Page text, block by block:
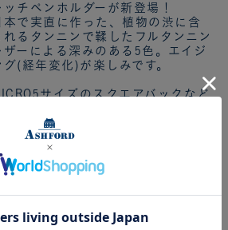
ッチペンホルダーが新登場！
本で実直に作った、植物の渋に含
れるタンニンで鞣したフルタンニン
ザーによる深みのある5色。エイジ
グ(経年変化)が楽しみです。
サイズのスクエアバックなど
の手帳へ、ペンを携帯できるよう
するためのペンホルダーです。もち
ん、すでにペンホルダーが付属して
るタイプの手帳へ、お気に入りの
ンの携帯を増やしたいときにも使
ます。
ラスチックのボードに革とゴムをつ